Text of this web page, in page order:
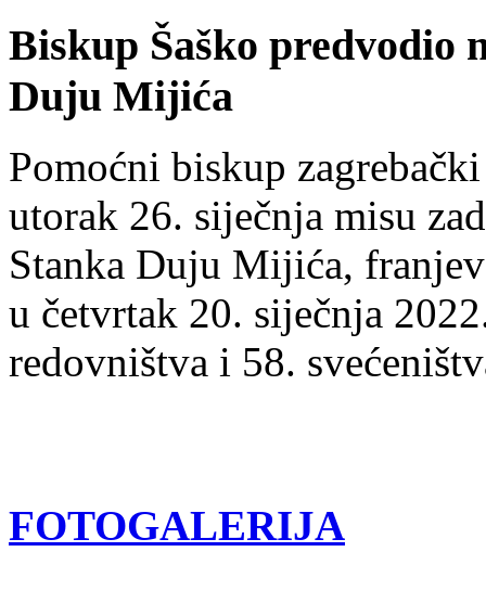
Biskup Šaško predvodio
Duju Mijića
Pomoćni biskup
utorak 26. siječnja misu
Stanka Duju Mijića,
u četvrtak 20. siječnja
redovništva i 58.
FOTOGALERIJA